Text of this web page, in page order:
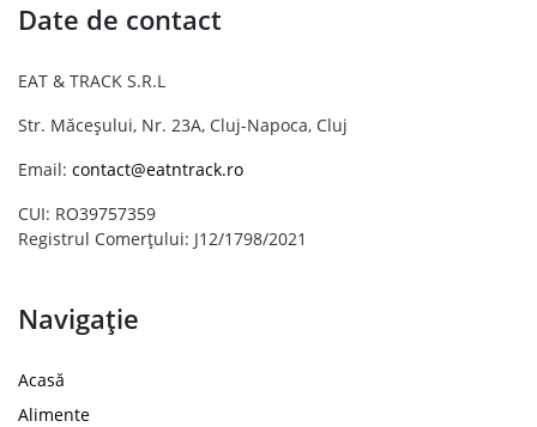
Date de contact
EAT & TRACK S.R.L
Str. Măceșului, Nr. 23A, Cluj-Napoca, Cluj
Email: contact@eatntrack.ro
CUI: RO39757359
Registrul Comerțului: J12/1798/2021
Navigație
Acasă
Alimente